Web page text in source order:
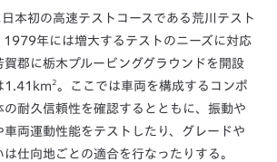
本初の高速テストコースである荒川テスト
1979年には増大するテストのニーズに対応
郡に栃木プルービンググラウンドを開設
1.41km2。ここでは車両を構成するコンポ
の耐久信頼性を確認するとともに、振動や
両運動性能をテストしたり、グレードや
仕向地ごとの適合を行なったりする。